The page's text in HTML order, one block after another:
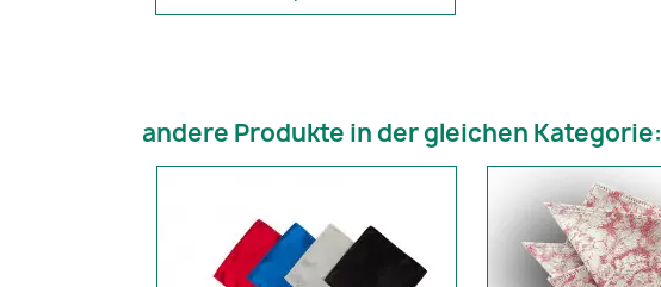
andere Produkte in der gleichen Kategorie: